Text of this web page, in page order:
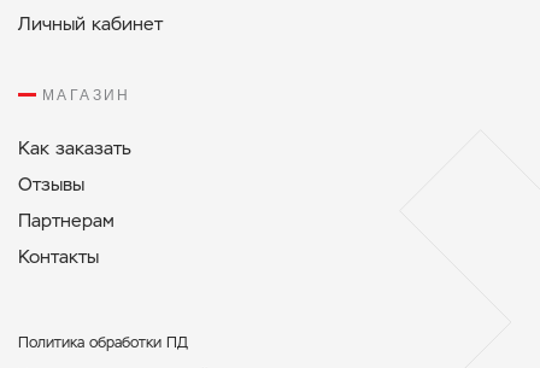
Личный кабинет
МАГАЗИН
Как заказать
Отзывы
Партнерам
Контакты
Политикa обработки ПД